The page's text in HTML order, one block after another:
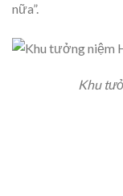
nữa”.
Khu